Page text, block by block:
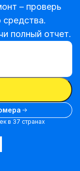
– проверь
средства.
полный отчет.
в 37 странах